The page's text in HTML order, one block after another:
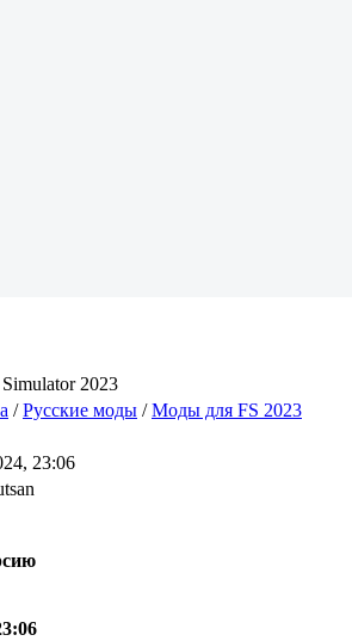
2023
/Русские моды /Моды для FS 2023
23:06